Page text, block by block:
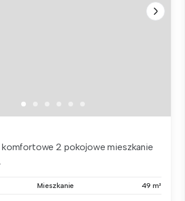
komfortowe 2 pokojowe mieszkanie
Mieszkanie 49 m²